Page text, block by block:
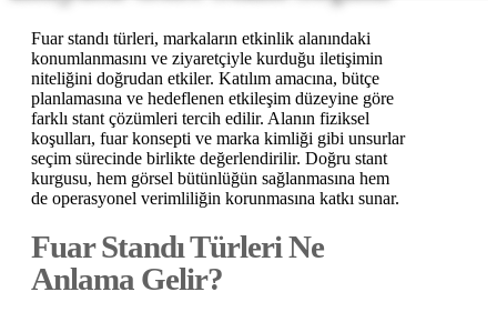
Fuar standı türleri, markaların etkinlik alanındaki
konumlanmasını ve ziyaretçiyle kurduğu iletişimin
niteliğini doğrudan etkiler. Katılım amacına, bütçe
planlamasına ve hedeflenen etkileşim düzeyine göre
farklı stant çözümleri tercih edilir. Alanın fiziksel
koşulları, fuar konsepti ve marka kimliği gibi unsurlar
seçim sürecinde birlikte değerlendirilir. Doğru stant
kurgusu, hem görsel bütünlüğün sağlanmasına hem
de operasyonel verimliliğin korunmasına katkı sunar.
Fuar Standı Türleri Ne
Anlama Gelir?